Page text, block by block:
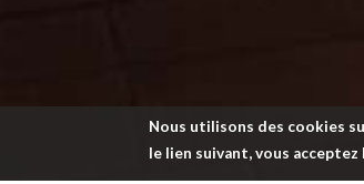
Nous utilisons des cookies
le lien suivant, vous